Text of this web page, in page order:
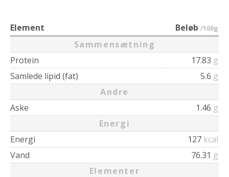
Element Beløb /100g
Sammensætning
Protein
17.83 g
Samlede lipid (fat)
5.6 g
Andre
Aske
1.46 g
Energi
Energi
127 kcal
Vand
76.31 g
Elementer